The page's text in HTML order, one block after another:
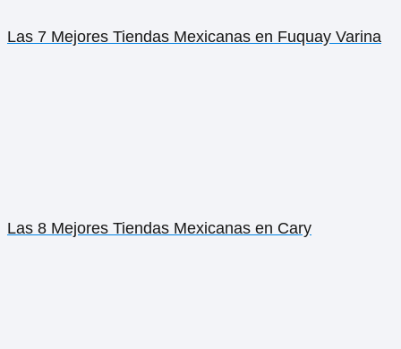
Las 7 Mejores Tiendas Mexicanas en Fuquay Varina
Las 8 Mejores Tiendas Mexicanas en Cary